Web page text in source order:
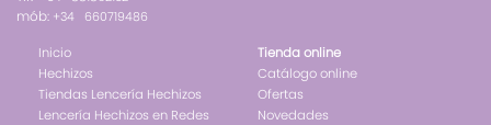
mób: +34 660719486
Inicio
Hechizos
Tiendas Lencería Hechizos
Lencería Hechizos en Redes
Tienda online
Catálogo online
Ofertas
Novedades